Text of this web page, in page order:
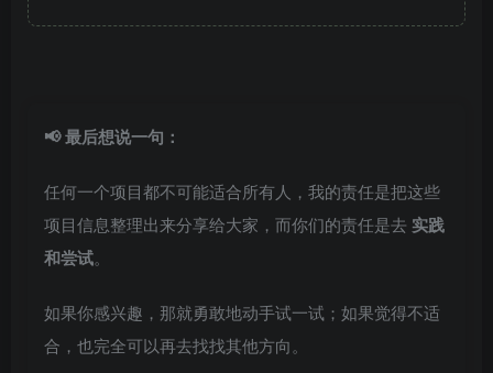
📢 最后想说一句：
任何一个项目都不可能适合所有人，我的责任是把这些
项目信息整理出来分享给大家，而你们的责任是去 实践
和尝试。
如果你感兴趣，那就勇敢地动手试一试；如果觉得不适
合，也完全可以再去找找其他方向。